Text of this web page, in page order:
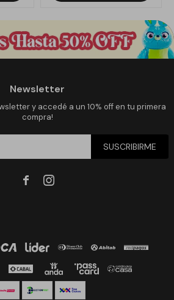
Newsletter
y accedé a un 10% off en tu primera
compra!
SUSCRIBIRME
 